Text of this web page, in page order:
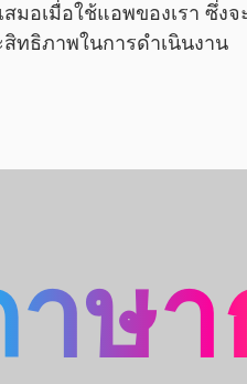
มอเมื่อใช้แอพของเรา ซึ่งจ
ทธิภาพในการดำเนินงาน
ษ